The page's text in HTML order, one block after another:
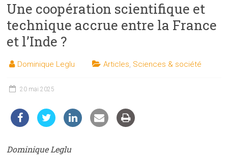
les
sciences
et
les
auprès
public
Une coopération scientifique et
technique accrue entre la France
et l’Inde ?
Dominique Leglu Articles Sciences & société
20 mai 2025
Dominique Leglu